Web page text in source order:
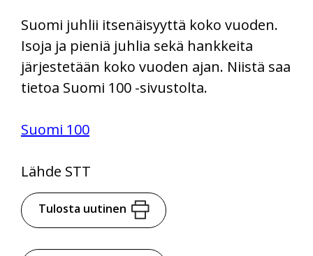
Suomi juhlii itsenäisyyttä koko vuoden.
Isoja ja pieniä juhlia sekä hankkeita
järjestetään koko vuoden ajan. Niistä saa
tietoa Suomi 100 -sivustolta.
Suomi 100
Lähde STT
Tulosta uutinen